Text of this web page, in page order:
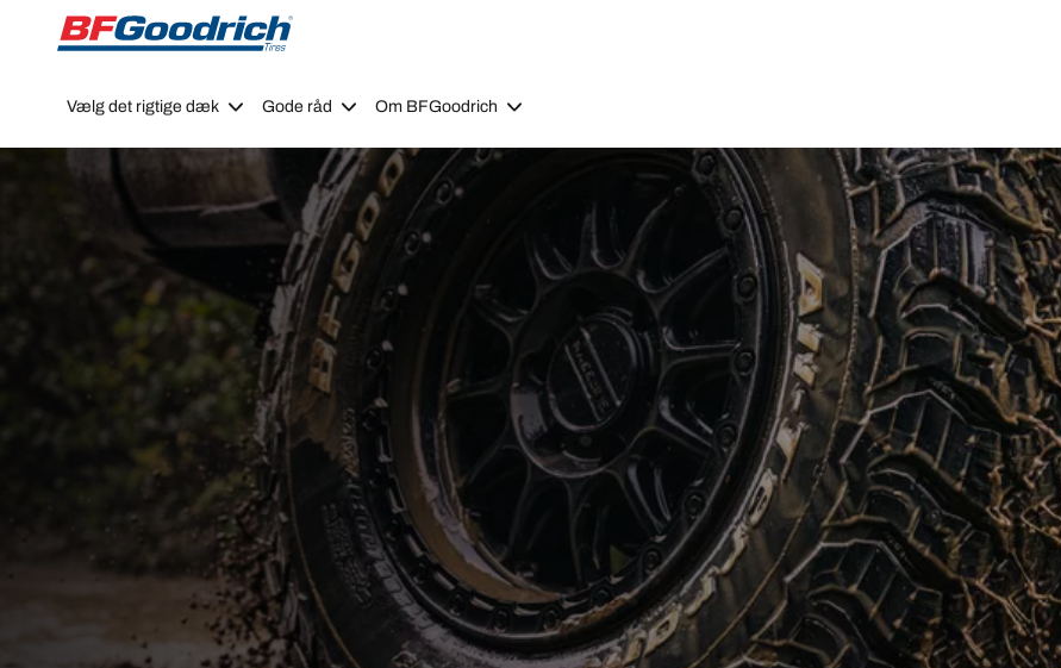
Go to page content
Go to page navigation
Vælg det rigtige dæk Gode råd Om BFGoodrich